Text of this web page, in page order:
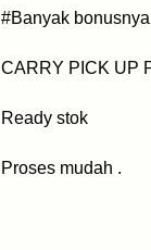
#Banyak bonusnya
CARRY PICK UP
Ready stok
Proses mudah .